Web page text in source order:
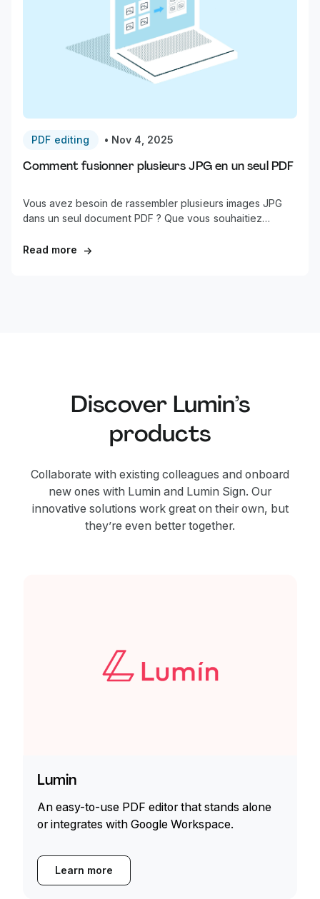
PDF editing • Nov 4, 2025
Comment fusionner plusieurs JPG en un seul PDF
Vous avez besoin de rassembler plusieurs images JPG
dans un seul document PDF ? Que vous souhaitiez
ou préparer des documents à envoyer, fusionner
Read more →
Discover Lumin’s
products
Collaborate with existing colleagues and onboard
new ones with Lumin and Lumin Sign. Our
innovative solutions work great on their own, but
they’re even better together.
Lumin
An easy-to-use PDF editor that stands alone
or integrates with Google Workspace.
Learn more